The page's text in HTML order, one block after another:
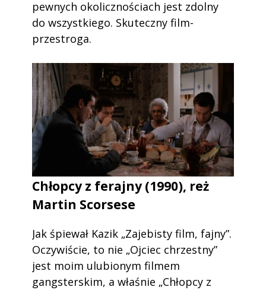
pewnych okolicznościach jest zdolny
do wszystkiego. Skuteczny film-
przestroga.
Chłopcy z ferajny (1990), reż
Martin Scorsese
Jak śpiewał Kazik „Zajebisty film, fajny”.
Oczywiście, to nie „Ojciec chrzestny”
jest moim ulubionym filmem
gangsterskim, a właśnie „Chłopcy z